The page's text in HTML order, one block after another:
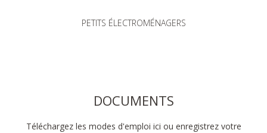
PETITS ÉLECTROMÉNAGERS
DOCUMENTS
Téléchargez les modes d'emploi ici ou enregistrez votre